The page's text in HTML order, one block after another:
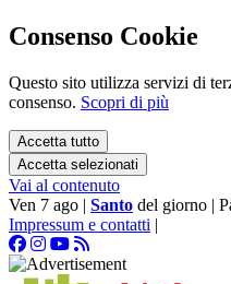
Consenso Cookie
Questo sito utilizza servizi di
consenso. Scopri di più
Accetta tutto
Accetta selezionati
Vai al contenuto
Ven 7 ago | Santo del giorno |
Impressum e contatti |